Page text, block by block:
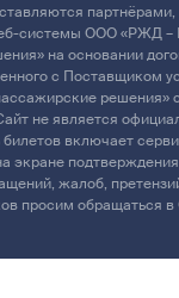
партнёрами,
системы ООО «РЖД
на основании
с Поставщиком
Сайт не является
включает
экране
жалоб,
просим обращаться